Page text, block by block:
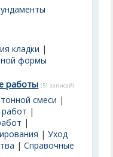
кладки |
формы
работы (51 записей)
смеси |
|
|
|Уход
|Справочные